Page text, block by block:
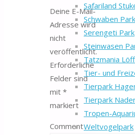
Safariland
Schwaben Park
Serengeti Park
Steinwasen
Tatzmania
Tier- und
Tierpark
Tierpark
Tropen-
Weltvogelpark
Deine E-Mail-
Adresse wird
nicht
veröffentlicht.
Erforderliche
Felder sind
mit *
markiert
Comment